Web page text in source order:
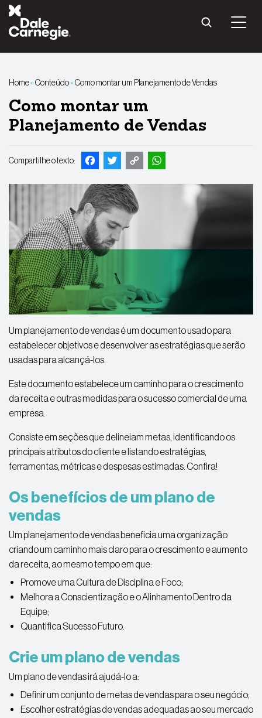
Pular
conteúdo
Home»Conteúdo»Como montar um Planejamento de Vendas
Como montar um
Planejamento de Vendas
Compartilhe o texto: Facebook
Twitter
Copy
Link
WhatsApp
Um planejamento de vendas é um documento usado para
estabelecer objetivos e desenvolver as estratégias que serão
usadas para alcançá-los.
Este documento estabelece um caminho para o crescimento
da receita e outras medidas para o sucesso comercial de uma
empresa.
Consiste em seções que delineiam metas, identificando os
principais atributos do cliente e listando estratégias,
ferramentas, métricas e despesas estimadas. Confira!
Os benefícios de um plano de
vendas
Um planejamento de vendas beneficia uma organização
criando um caminho mais claro para o crescimento e aumento
da receita, ao mesmo tempo em que:
Promove uma Cultura de Disciplina e Foco;
Melhora a Conscientização e o Alinhamento Dentro da
Equipe;
Quantifica Sucesso Futuro.
Crie um plano de vendas
Um plano de vendas irá ajudá-lo a:
Definir um conjunto de metas de vendas para o seu negócio;
Escolher estratégias de vendas adequadas ao seu mercado